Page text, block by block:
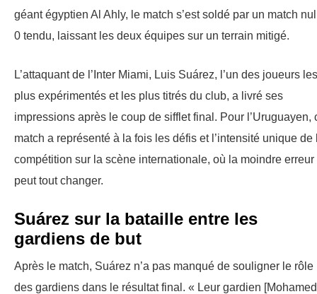
géant égyptien Al Ahly, le match s’est soldé par un match
0 tendu, laissant les deux équipes sur un terrain mitigé.
L’attaquant de l’Inter Miami, Luis Suárez, l’un des joueurs les
plus expérimentés et les plus titrés du club, a livré ses
impressions après le coup de sifflet final. Pour l’Uruguayen,
match a représenté à la fois les défis et l’intensité unique de
compétition sur la scène internationale, où la moindre erreur
peut tout changer.
Suárez sur la bataille entre les
gardiens de but
Après le match, Suárez n’a pas manqué de souligner le rôle
des gardiens dans le résultat final. « Leur gardien